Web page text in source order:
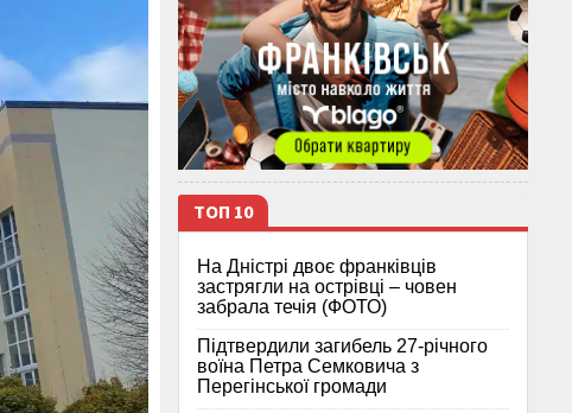
ТОП 10
На Дністрі двоє франківців
застрягли на острівці – човен
забрала течія (ФОТО)
Підтвердили загибель 27-річного
воїна Петра Семковича з
Перегінської громади